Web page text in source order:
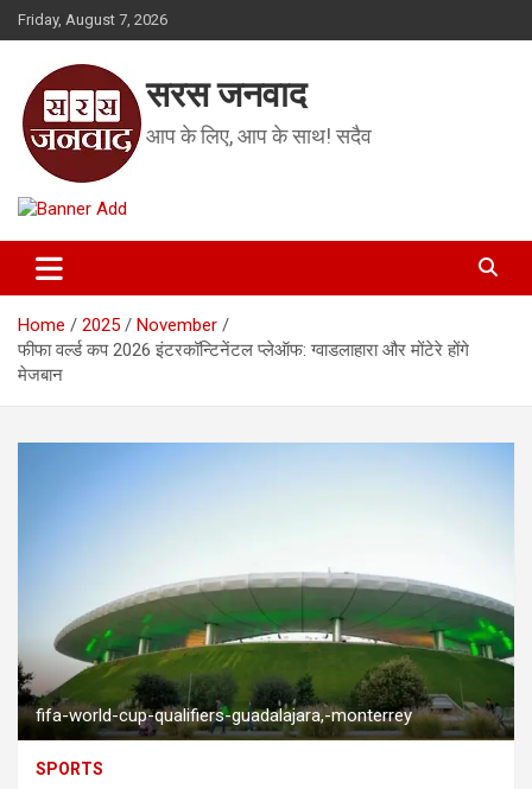
Skip
to
Friday, August 7, 2026
सरस जनवाद
आप के लिए, आप के साथ! सदैव
Home 2025
November
फीफा वर्ल्ड कप 2026 इंटरकॉन्टिनेंटल प्लेऑफ: ग्वाडलाहारा और मोंटेरे होंगे
मेजबान
fifa-world-cup-qualifiers-guadalajara,-monterrey
SPORTS